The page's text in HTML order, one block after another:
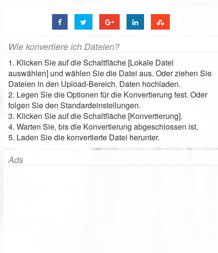
Wie konvertiere ich Dateien?
1. Klicken Sie auf die Schaltfläche [Lokale Datei
auswählen] und wählen Sie die Datei aus. Oder ziehen Sie
Dateien in den Upload-Bereich. Daten hochladen.
2. Legen Sie die Optionen für die Konvertierung fest. Oder
folgen Sie den Standardeinstellungen.
3. Klicken Sie auf die Schaltfläche [Konvertierung].
4. Warten Sie, bis die Konvertierung abgeschlossen ist.
5. Laden Sie die konvertierte Datei herunter.
Ads